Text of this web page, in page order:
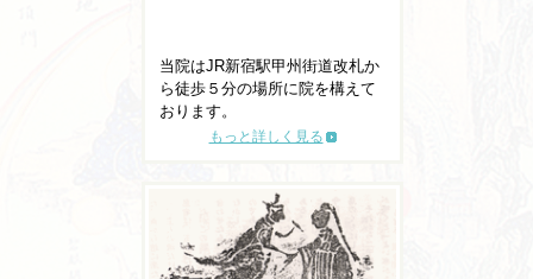
当院はJR新宿駅甲州街道改札か
ら徒歩５分の場所に院を構えて
おります。
もっと詳しく見る